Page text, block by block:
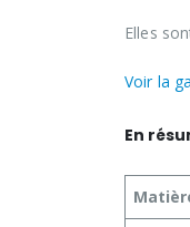
Elles
Voir la
En